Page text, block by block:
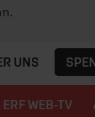
UNS
ERF WEB-TV